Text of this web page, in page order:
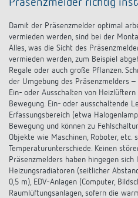
Präsenzmelder richtig
Damit der Präsenzmelder optimal
vermieden werden, sind bei der
Alles, was die Sicht des
vermieden werden, zum Beispiel
Regale oder auch große Pflanzen.
der Umgebung des Präsenzmelders
Ein- oder Ausschalten von
Bewegung. Ein- oder ausschaltende
Erfassungsbereich (etwa
Bewegung und können zu
Objekte wie Maschinen, Roboter, etc.
Temperaturunterschiede. Keinen
Präsenzmelders haben hingegen
Heizungsradiatoren (seitlicher
0,5 m), EDV-Anlagen (Computer,
Raumlüftungsanlagen, sofern die